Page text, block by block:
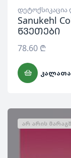
დეტოქსიკაცია
Sanukehl
წვეთები
78.60 ₾
ᲐᲠ ᲐᲠᲘᲡ